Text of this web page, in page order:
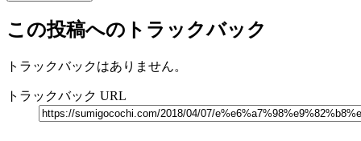
この投稿へのトラックバック
トラックバックはありません。
トラックバック URL